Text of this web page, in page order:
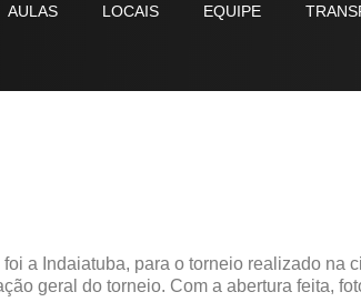
AULAS LOCAIS EQUIPE
a Indaiatuba, para o torneio realizado na
geral do torneio. Com a abertura feita,